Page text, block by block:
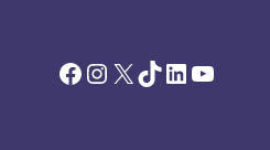
Facebook Instagram X TikTok LinkedIn YouTube